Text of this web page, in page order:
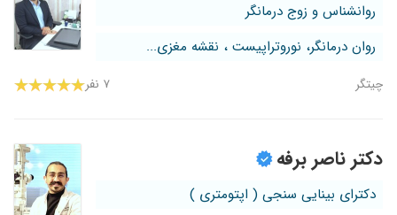
روانشناس و زوج درمانگر
روان درمانگر، نوروتراپیست ، نقشه مغزی...
چیتگر ۷ نفر
دکتر ناصر برفه
دکترای بینایی سنجی ( اپتومتری )